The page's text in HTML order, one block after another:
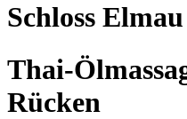
Schloss Elmau
Thai-
Rücken